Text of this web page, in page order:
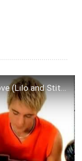
A Teens – I Can't Help Falling In Love (Lilo and Stitch Version) HQ